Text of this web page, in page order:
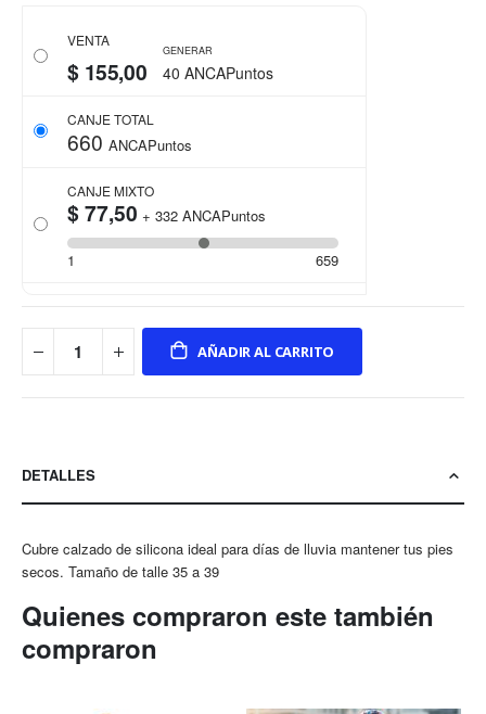
VENTA
$ 155,00
GENERAR
40 ANCAPuntos
CANJE TOTAL
660ANCAPuntos
CANJE MIXTO
$ 77,50 +332 ANCAPuntos
1 659
AÑADIR AL CARRITO
DETALLES
Cubre calzado de silicona ideal para días de lluvia mantener tus pies
secos. Tamaño de talle 35 a 39
Quienes compraron este también
compraron